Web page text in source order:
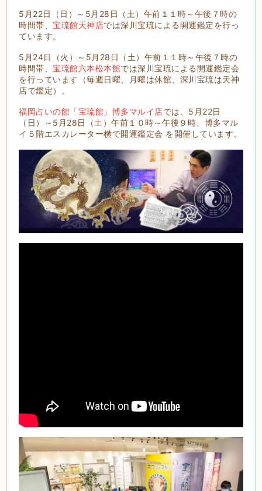
5月22日（日）～5月28日（土）午前１１時～午後７時の
時間帯、宝琉館天神店では深川宝琉による開運鑑定を行っ
ています。
5月24日（火）～5月28日（土）午前１１時～午後７時の
時間帯、宝琉館六本松本館では深川宝琉による開運鑑定会
を行っています（毎週日曜、月曜は休館、深川宝琉は天神
店で鑑定）。
福岡占いの館「宝琉館」博多マルイ店では、5月22日
（日）～5月28日（土）午前１０時～午後９時、博多マル
イ５階エスカレーター横で開運鑑定会 を開催しています。